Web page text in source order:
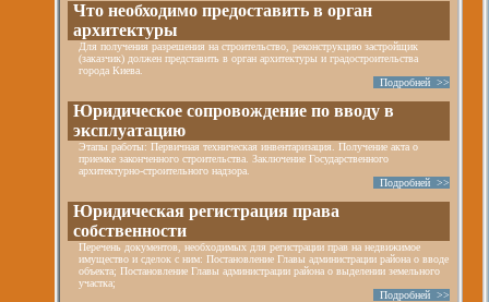
Что необходимо предоставить в орган
архитектуры
Для получения разрешения на строительство, реконструкцию застройщик
(заказчик) должен представить в орган архитектуры и градостроительства
города Киева.
Подробней >>
Юридическое сопровождение по вводу в
эксплуатацию
Этапы работы: Первичная техническая инвентаризация. Получение акта о
приемке законченного строительства. Заключение Государственного
архитектурно-строительного надзора.
Подробней >>
Юридическая регистрация права
собственности
Перечень документов, необходимых для регистрации прав на недвижимое
имущество и сделок с ним: Постановление Главы администрации района о вводе
объекта; Постановление Главы администрации района о выделении земельного
участка;
Подробней >>